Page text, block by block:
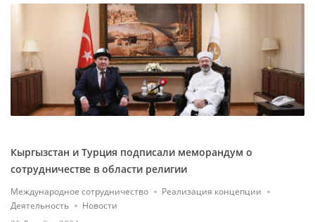
Кыргызстан и Турция подписали меморандум о
сотрудничестве в области религии
Международное сотрудничество
Реализация концепции
Деятельность
Новости